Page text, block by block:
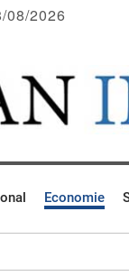
08/2026
Economie